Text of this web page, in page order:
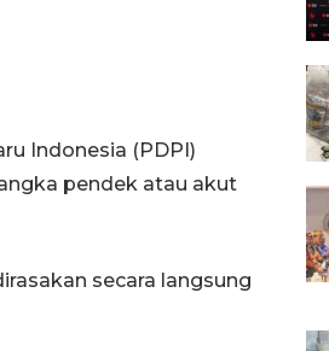
Indonesia (PDPI)
pendek atau akut
secara langsung